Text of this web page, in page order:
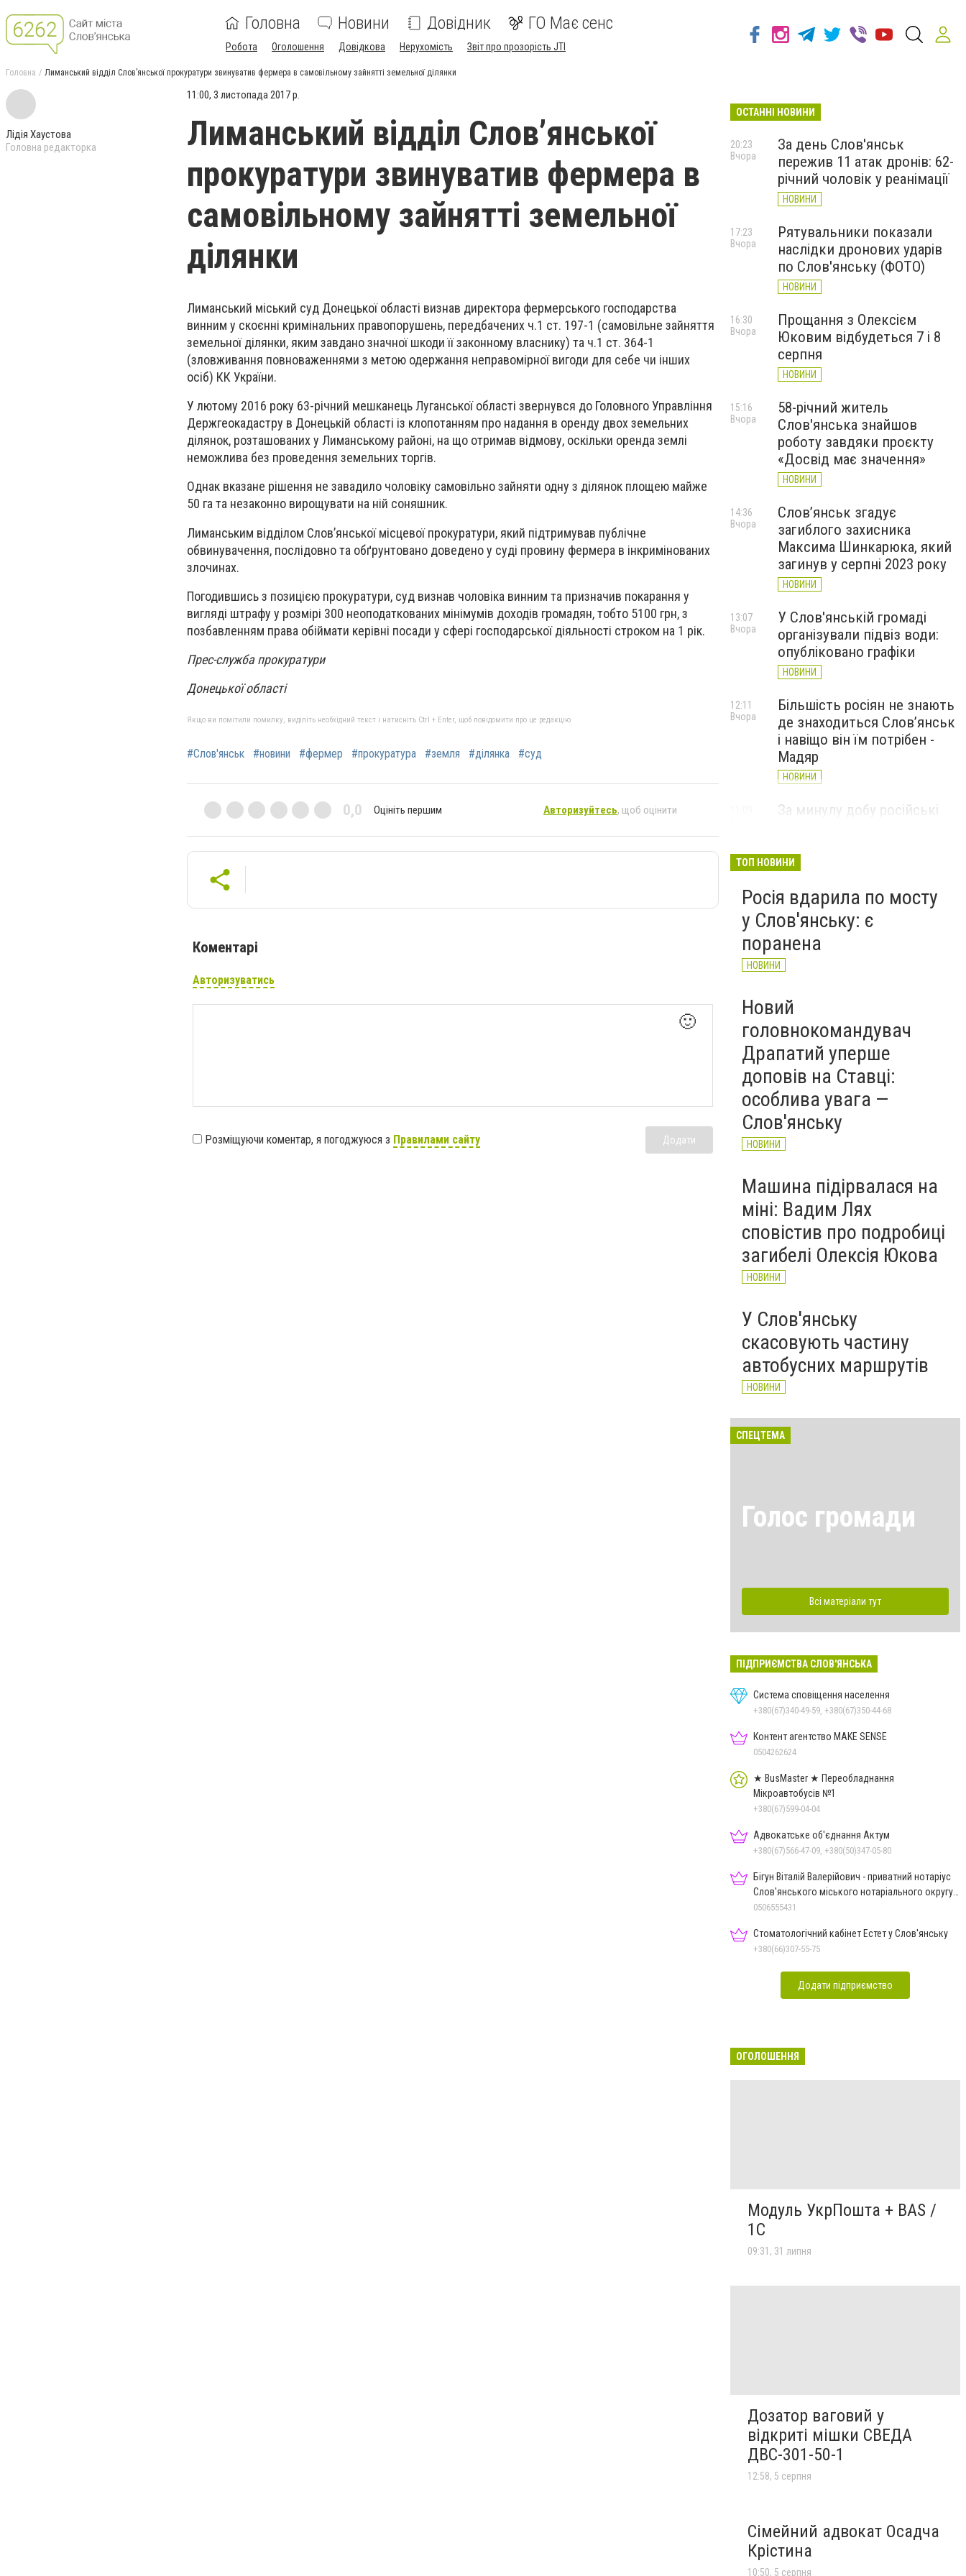
Головна Новини Довідник ГО Має сенс
Робота Оголошення Довідкова Нерухомість Звіт про прозорість JTI
Головна Лиманський відділ Слов’янської прокуратури звинуватив фермера в самовільному зайнятті земельної ділянки
Лідія Хаустова
Головна редакторка
11:00, 3 листопада 2017 р.
Лиманський відділ Слов’янської
прокуратури звинуватив фермера в
самовільному зайнятті земельної
ділянки
Лиманський міський суд Донецької області визнав директора фермерського господарства
винним у скоєнні кримінальних правопорушень, передбачених ч.1 ст. 197-1 (самовільне зайняття
земельної ділянки, яким завдано значної шкоди її законному власнику) та ч.1 ст. 364-1
(зловживання повноваженнями з метою одержання неправомірної вигоди для себе чи інших
осіб) КК України.
У лютому 2016 року 63-річний мешканець Луганської області звернувся до Головного Управління
Держгеокадастру в Донецькій області із клопотанням про надання в оренду двох земельних
ділянок, розташованих у Лиманському районі, на що отримав відмову, оскільки оренда землі
неможлива без проведення земельних торгів.
Однак вказане рішення не завадило чоловіку самовільно зайняти одну з ділянок площею майже
50 га та незаконно вирощувати на ній соняшник.
Лиманським відділом Слов’янської місцевої прокуратури, який підтримував публічне
обвинувачення, послідовно та обґрунтовано доведено у суді провину фермера в інкримінованих
злочинах.
Погодившись з позицією прокуратури, суд визнав чоловіка винним та призначив покарання у
вигляді штрафу у розмірі 300 неоподаткованих мінімумів доходів громадян, тобто 5100 грн, з
позбавленням права обіймати керівні посади у сфері господарської діяльності строком на 1 рік.
Прес-служба прокуратури
Донецької області
Якщо ви помітили помилку, виділіть необхідний текст і натисніть Ctrl + Enter, щоб повідомити про це редакцію
#Слов'янськ #новини #фермер #прокуратура #земля #ділянка #суд
0,0 Оцініть першим Авторизуйтесь, щоб оцінити
Коментарі
Авторизуватись
🙂
Розміщуючи коментар, я погоджуюся з Правилами сайту Додати
ОСТАННІ НОВИНИ
За день Слов'янськ
пережив 11 атак дронів: 62-
річний чоловік у реанімації
НОВИНИ
20:23
Вчора
Рятувальники показали
наслідки дронових ударів
по Слов'янську (ФОТО)
НОВИНИ
17:23
Вчора
Прощання з Олексієм
Юковим відбудеться 7 і 8
серпня
НОВИНИ
16:30
Вчора
58-річний житель
Слов'янська знайшов
роботу завдяки проєкту
«Досвід має значення»
НОВИНИ
15:16
Вчора
Слов’янськ згадує
загиблого захисника
Максима Шинкарюка, який
загинув у серпні 2023 року
НОВИНИ
14:36
Вчора
У Слов'янській громаді
організували підвіз води:
опубліковано графіки
НОВИНИ
13:07
Вчора
Більшість росіян не знають
де знаходиться Слов’янськ
і навіщо він їм потрібен -
Мадяр
НОВИНИ
12:11
Вчора
За минулу добу російські
великої війни: 6 серпня
ТОП НОВИНИ
Росія вдарила по мосту
у Слов'янську: є
поранена
НОВИНИ
Новий
головнокомандувач
Драпатий уперше
доповів на Ставці:
особлива увага —
Слов'янську
НОВИНИ
Машина підірвалася на
міні: Вадим Лях
сповістив про подробиці
загибелі Олексія Юкова
НОВИНИ
У Слов'янську
скасовують частину
автобусних маршрутів
НОВИНИ
СПЕЦТЕМА
Голос громади
Всі матеріали тут
ПІДПРИЄМСТВА СЛОВ'ЯНСЬКА
Система сповіщення населення
+380(67)340-49-59, +380(67)350-44-68
Контент агентство MAKE SENSE
0504262624
★ BusMaster ★ Переобладнання
Мікроавтобусів №1
+380(67)599-04-04
Адвокатське об'єднання Актум
+380(67)566-47-09, +380(50)347-05-80
Бігун Віталій Валерійович - приватний нотаріус
Слов'янського міського нотаріального округу
Дон.обл.
0506555431
Стоматологічний кабінет Естет у Слов'янську
+380(66)307-55-75
Додати підприємство
ОГОЛОШЕННЯ
Модуль УкрПошта + BAS /
1C
09:31, 31 липня
Дозатор ваговий у
відкриті мішки СВЕДА
ДВС-301-50-1
12:58, 5 серпня
Сімейний адвокат Осадча
Крістина
10:50, 5 серпня